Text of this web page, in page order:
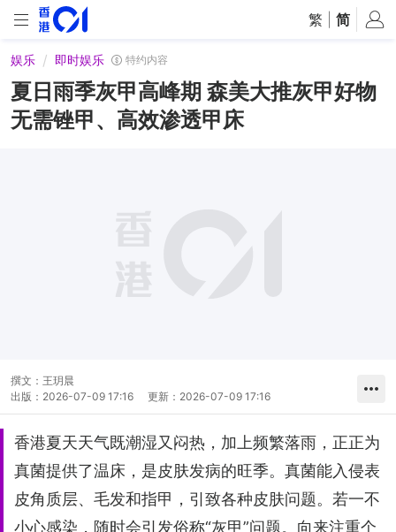
繁 简
娱乐 即时娱乐 特约内容
夏日雨季灰甲高峰期 森美大推灰甲好物
无需锉甲、高效渗透甲床
撰文： 王玥晨
出版： 2026-07-09 17:16 更新： 2026-07-09 17:16
香港夏天天气既潮湿又闷热，加上频繁落雨，正正为
真菌提供了温床，是皮肤发病的旺季。真菌能入侵表
皮角质层、毛发和指甲，引致各种皮肤问题。若一不
小心感染，随时会引发俗称“灰甲”问题。向来注重个